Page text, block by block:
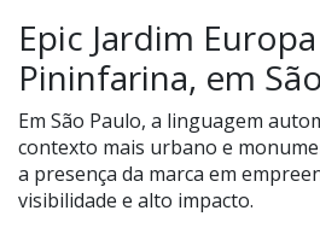
Epic Jardim
Pininfarina, em
Em São Paulo, a linguagem
contexto mais urbano e
a presença da marca em
visibilidade e alto impacto.